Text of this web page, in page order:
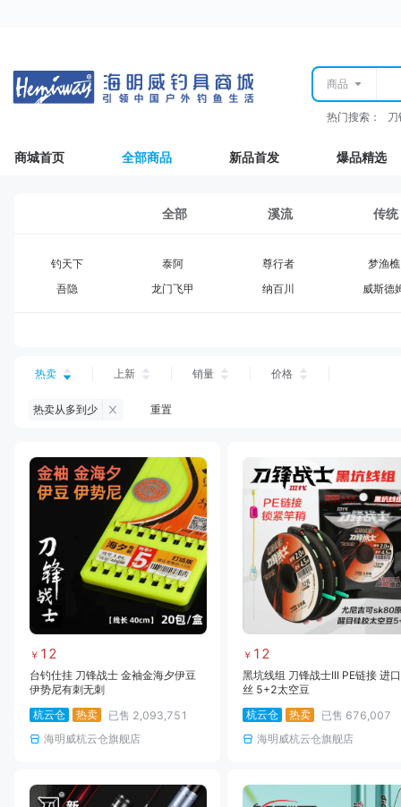
商品
热门搜索：
商城首页 全部商品 新品首发 爆品精选
全部 溪流 传统
钓天下 泰阿 尊行者
梦渔樵
吾隐
龙门飞甲 纳百川
威斯德
奥奇峰
黑鸭子
隆佰特
非悦 金博能
米田
上岛 慕斯达
栋秀
丝威 永苗
爱信
风猎者
铭钓堂 化氏
龙王恨
巨洋
伊酷曼 川野娱人
达虹
东南
天网饵料 吴亚
晓海
寻龙青赛道
重庆粑粑饵 武汉千湖
锦龙鱼
雷臣
工厂店
HQ
散装工厂店 水上貂
东鼎
吴亚垂神
银鳞
蓝盾
竞宝
热卖 上新 销量 价格
热卖从多到少 重置
￥ 12
台钓仕挂 刀锋战士 金袖金海夕伊豆
伊势尼有刺无刺
杭云仓
热卖 已售 2,093,751
海明威杭云仓旗舰店
￥ 12
黑坑线组 刀锋战士III PE链接 进
丝 5+2太空豆
杭云仓
热卖 已售 676,007
海明威杭云仓旗舰店